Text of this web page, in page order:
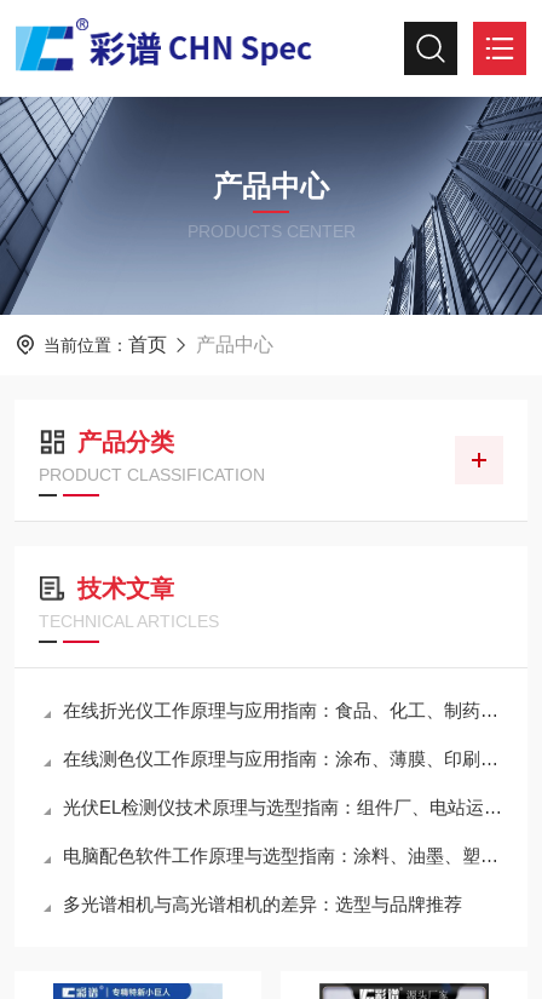
产品中心
PRODUCTS CENTER
当前位置： 首页 产品中心
产品分类
PRODUCT CLASSIFICATION
技术文章
TECHNICAL ARTICLES
在线折光仪工作原理与应用指南：食品、化工、制药行业必读
在线测色仪工作原理与应用指南：涂布、薄膜、印刷行业必读
光伏EL检测仪技术原理与选型指南：组件厂、电站运维必看
电脑配色软件工作原理与选型指南：涂料、油墨、塑料行业必看
多光谱相机与高光谱相机的差异：选型与品牌推荐